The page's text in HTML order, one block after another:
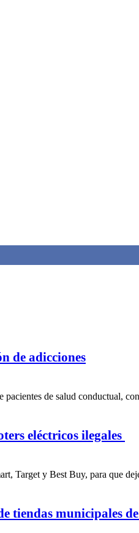
de adicciones
de salud conductual,
eléctricos ilegales
Target y Best Buy, para que
tiendas municipales